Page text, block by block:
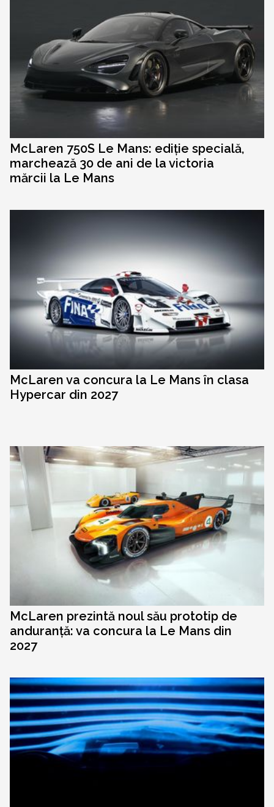
McLaren 750S Le Mans: ediție specială,
marchează 30 de ani de la victoria
mărcii la Le Mans
McLaren va concura la Le Mans în clasa
Hypercar din 2027
McLaren prezintă noul său prototip de
anduranță: va concura la Le Mans din
2027